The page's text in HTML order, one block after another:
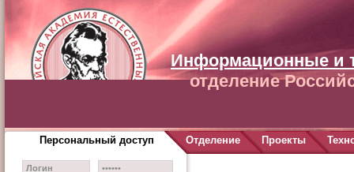
Информационные и
отделение
Персональный доступ Отделение Проекты